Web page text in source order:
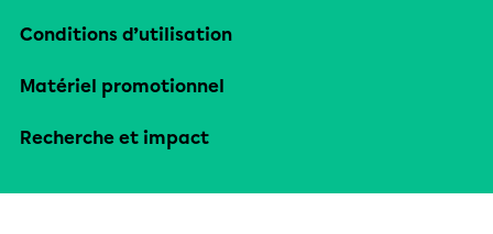
Conditions d’utilisation
Matériel promotionnel
Recherche et impact